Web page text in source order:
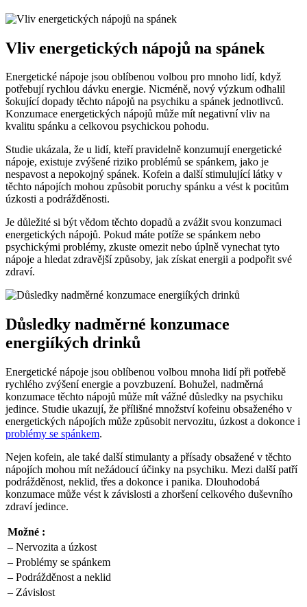
Vliv energetických nápojů na spánek
Energetické nápoje jsou oblíbenou volbou pro mnoho lidí, když
potřebují rychlou dávku energie. Nicméně, nový výzkum odhalil
šokující dopady těchto nápojů na psychiku a spánek jednotlivců.
Konzumace energetických nápojů může mít negativní vliv na
kvalitu spánku a celkovou psychickou pohodu.
Studie ukázala, že u lidí, kteří pravidelně konzumují energetické
nápoje, existuje zvýšené riziko problémů se spánkem, jako je
nespavost a nepokojný spánek. Kofein a další stimulující látky v
těchto nápojích mohou způsobit poruchy spánku a vést k pocitům
úzkosti a podrážděnosti.
Je důležité si být vědom těchto dopadů a zvážit svou konzumaci
energetických nápojů. Pokud máte potíže se spánkem nebo
psychickými problémy, zkuste omezit nebo úplně vynechat tyto
nápoje a hledat zdravější způsoby, jak získat energii a podpořit své
zdraví.
Důsledky nadměrné konzumace
energiíkých drinků
Energetické nápoje jsou oblíbenou volbou mnoha lidí při potřebě
rychlého zvýšení energie a povzbuzení. Bohužel, nadměrná
konzumace těchto nápojů může mít vážné důsledky na psychiku
jedince. Studie ukazují, že přílišné množství kofeinu obsaženého v
energetických nápojích může způsobit nervozitu, úzkost a dokonce i
problémy se spánkem.
Nejen kofein, ale také další stimulanty a přísady obsažené v těchto
nápojích mohou mít nežádoucí účinky na psychiku. Mezi další patří
podrážděnost, neklid, třes a dokonce i panika. Dlouhodobá
konzumace může vést k závislosti a zhoršení celkového duševního
zdraví jedince.
Možné :
– Nervozita a úzkost
– Problémy se spánkem
– Podrážděnost a neklid
– Závislost